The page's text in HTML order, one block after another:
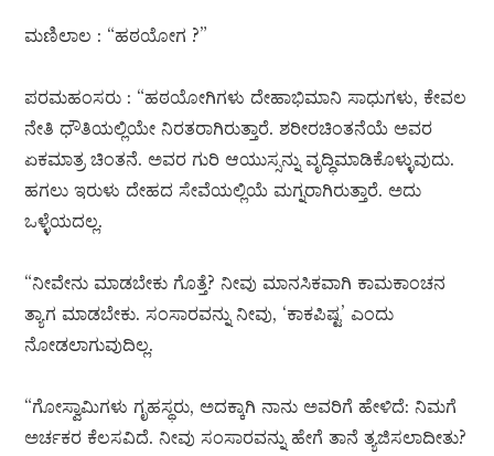
ಮಣಿಲಾಲ : “ಹಠಯೋಗ ?”
ಪರಮಹಂಸರು : “ಹಠಯೋಗಿಗಳು ದೇಹಾಭಿಮಾನಿ ಸಾಧುಗಳು, ಕೇವಲ
ನೇತಿ ಧೌತಿಯಲ್ಲಿಯೇ ನಿರತರಾಗಿರುತ್ತಾರೆ. ಶರೀರಚಿಂತನೆಯೆ ಅವರ
ಏಕಮಾತ್ರ ಚಿಂತನೆ. ಅವರ ಗುರಿ ಆಯುಸ್ಸನ್ನು ವೃದ್ಧಿಮಾಡಿಕೊಳ್ಳುವುದು.
ಹಗಲು ಇರುಳು ದೇಹದ ಸೇವೆಯಲ್ಲಿಯೆ ಮಗ್ನರಾಗಿರುತ್ತಾರೆ. ಅದು
ಒಳ್ಳೆಯದಲ್ಲ.
“ನೀವೇನು ಮಾಡಬೇಕು ಗೊತ್ತೆ? ನೀವು ಮಾನಸಿಕವಾಗಿ ಕಾಮಕಾಂಚನ
ತ್ಯಾಗ ಮಾಡಬೇಕು. ಸಂಸಾರವನ್ನು ನೀವು, ‘ಕಾಕಪಿಷ್ಟ’ ಎಂದು
ನೋಡಲಾಗುವುದಿಲ್ಲ.
“ಗೋಸ್ವಾಮಿಗಳು ಗೃಹಸ್ಥರು, ಅದಕ್ಕಾಗಿ ನಾನು ಅವರಿಗೆ ಹೇಳಿದೆ: ನಿಮಗೆ
ಅರ್ಚಕರ ಕೆಲಸವಿದೆ. ನೀವು ಸಂಸಾರವನ್ನು ಹೇಗೆ ತಾನೆ ತ್ಯಜಿಸಲಾದೀತು?